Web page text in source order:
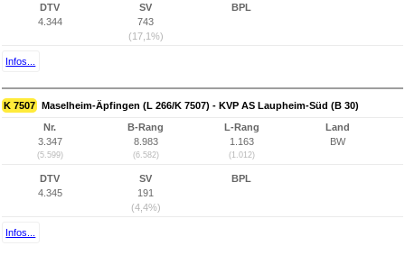
DTV
4.344
SV
743
(17,1%)
BPL
Infos...
K 7507 Maselheim-Äpfingen (L 266/K 7507) - KVP AS Laupheim-Süd (B 30)
Nr.
3.347
(5.599)
B-Rang
8.983
(6.582)
L-Rang
1.163
(1.012)
Land
BW
DTV
4.345
SV
191
(4,4%)
BPL
Infos...